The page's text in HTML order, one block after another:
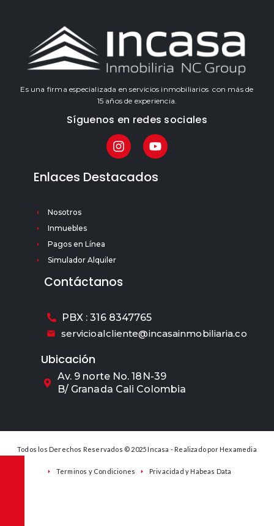
Es una firma especializada en servicios inmobiliarios con más de
15 años de experiencia.
Síguenos en redes sociales
Enlaces Destacados
Nosotros
Inmuebles
Pagos en Línea
Simulador Alquiler
Contáctanos
PBX : 316 8347765
servicioalcliente@incasainmobiliaria.co
Ubicación
Av. 9 norte No. 18N-39
B/ Granada Cali Colombia
Todos los Derechos Reservados © 2025 Incasa - Realizado por Hexamedia
Terminos y Condiciones Privacidad y Habeas Data